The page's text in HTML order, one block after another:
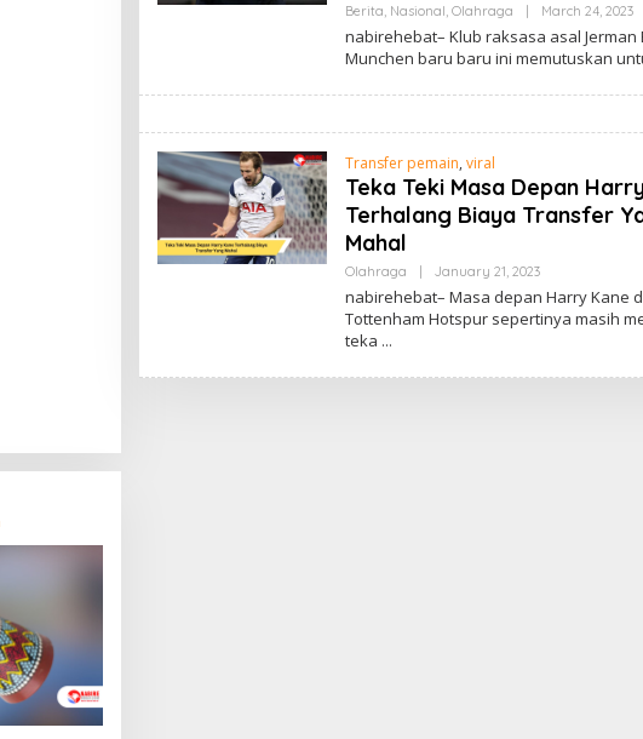
Berita, Nasional, Olahraga March 24, 2023By
nabirehebat– Klub raksasa asal Jerman
Munchen baru baru ini memutuskan
Transfer pemain, viral
Teka Teki Masa Depan
Terhalang Biaya Transfer
Mahal
Olahraga January 21, 2023By
nabirehebat– Masa depan Harry Kane
Tottenham Hotspur sepertinya masih
teka